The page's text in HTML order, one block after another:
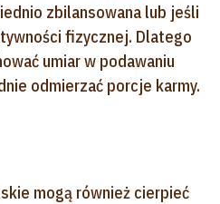
zbilansowana lub jeśli
fizycznej. Dlatego
umiar w podawaniu
odmierzać porcje karmy.
mogą również cierpieć